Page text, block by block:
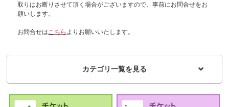
取りはお断りさせて頂く場合がございますので、事前にお問合せをお
願いします。
お問合せは こちら よりお願いいたします。
カテゴリ一覧を見る